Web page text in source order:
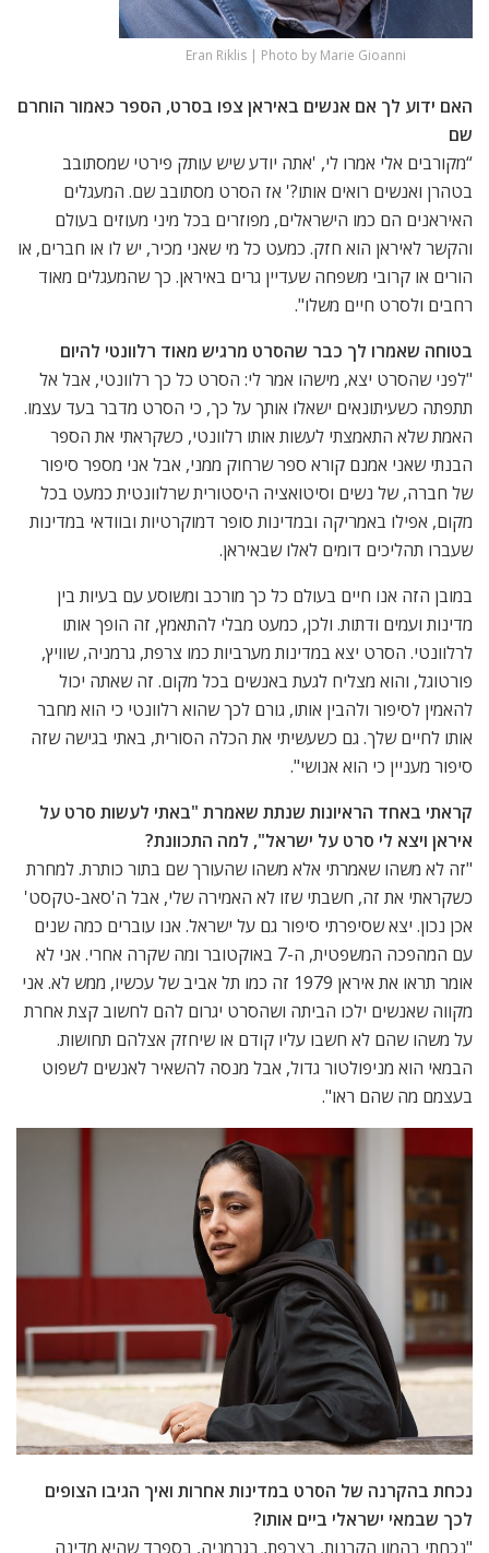
Eran Riklis | Photo by Marie Gioanni
האם ידוע לך אם אנשים באיראן צפו בסרט, הספר כאמור הוחרם
שם
“מקורבים אלי אמרו לי, 'אתה יודע שיש עותק פירטי שמסתובב
בטהרן ואנשים רואים אותו?' אז הסרט מסתובב שם. המעגלים
האיראנים הם כמו הישראלים, מפוזרים בכל מיני מעוזים בעולם
והקשר לאיראן הוא חזק. כמעט כל מי שאני מכיר, יש לו או חברים, או
הורים או קרובי משפחה שעדיין גרים באיראן. כך שהמעגלים מאוד
רחבים ולסרט חיים משלו".
בטוחה שאמרו לך כבר שהסרט מרגיש מאוד רלוונטי להיום
"לפני שהסרט יצא, מישהו אמר לי: הסרט כל כך רלוונטי, אבל אל
תתפתה כשעיתונאים ישאלו אותך על כך, כי הסרט מדבר בעד עצמו.
האמת שלא התאמצתי לעשות אותו רלוונטי, כשקראתי את הספר
הבנתי שאני אמנם קורא ספר שרחוק ממני, אבל אני מספר סיפור
של חברה, של נשים וסיטואציה היסטורית שרלוונטית כמעט בכל
מקום, אפילו באמריקה ובמדינות סופר דמוקרטיות ובוודאי במדינות
שעברו תהליכים דומים לאלו שבאיראן.
במובן הזה אנו חיים בעולם כל כך מורכב ומשוסע עם בעיות בין
מדינות ועמים ודתות. ולכן, כמעט מבלי להתאמץ, זה הופך אותו
לרלוונטי. הסרט יצא במדינות מערביות כמו צרפת, גרמניה, שוויץ,
פורטוגל, והוא מצליח לגעת באנשים בכל מקום. זה שאתה יכול
להאמין לסיפור ולהבין אותו, גורם לכך שהוא רלוונטי כי הוא מחבר
אותו לחיים שלך. גם כשעשיתי את הכלה הסורית, באתי בגישה שזה
סיפור מעניין כי הוא אנושי".
קראתי באחד הראיונות שנתת שאמרת "באתי לעשות סרט על
איראן ויצא לי סרט על ישראל", למה התכוונת?
"זה לא משהו שאמרתי אלא משהו שהעורך שם בתור כותרת. למחרת
כשקראתי את זה, חשבתי שזו לא האמירה שלי, אבל ה'סאב-טקסט'
אכן נכון. יצא שסיפרתי סיפור גם על ישראל. אנו עוברים כמה שנים
עם המהפכה המשפטית, ה-7 באוקטובר ומה שקרה אחרי. אני לא
אומר תראו את איראן 1979 זה כמו תל אביב של עכשיו, ממש לא. אני
מקווה שאנשים ילכו הביתה ושהסרט יגרום להם לחשוב קצת אחרת
על משהו שהם לא חשבו עליו קודם או שיחזק אצלהם תחושות.
הבמאי הוא מניפולטור גדול, אבל מנסה להשאיר לאנשים לשפוט
בעצמם מה שהם ראו".
נכחת בהקרנה של הסרט במדינות אחרות ואיך הגיבו הצופים
לכך שבמאי ישראלי ביים אותו?
"נכחתי בהמון הקרנות, בצרפת, בגרמניה, בספרד שהיא מדינה